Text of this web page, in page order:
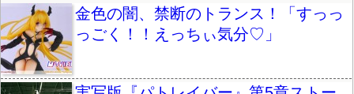
金色の闇、禁断のトランス！「すっっ
っごく！！えっちぃ気分♡」